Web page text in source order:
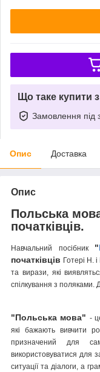
Що таке купити
Замовлення під
Опис Доставка
Опис
Польська
початківців.
Навчальний посібник "
початківців Готері Н.
та вирази, які
спілкування з поляками.
"Польська мова" -
які бажають вивчити
призначений для
використовуватися для
ситуації та діалоги, а